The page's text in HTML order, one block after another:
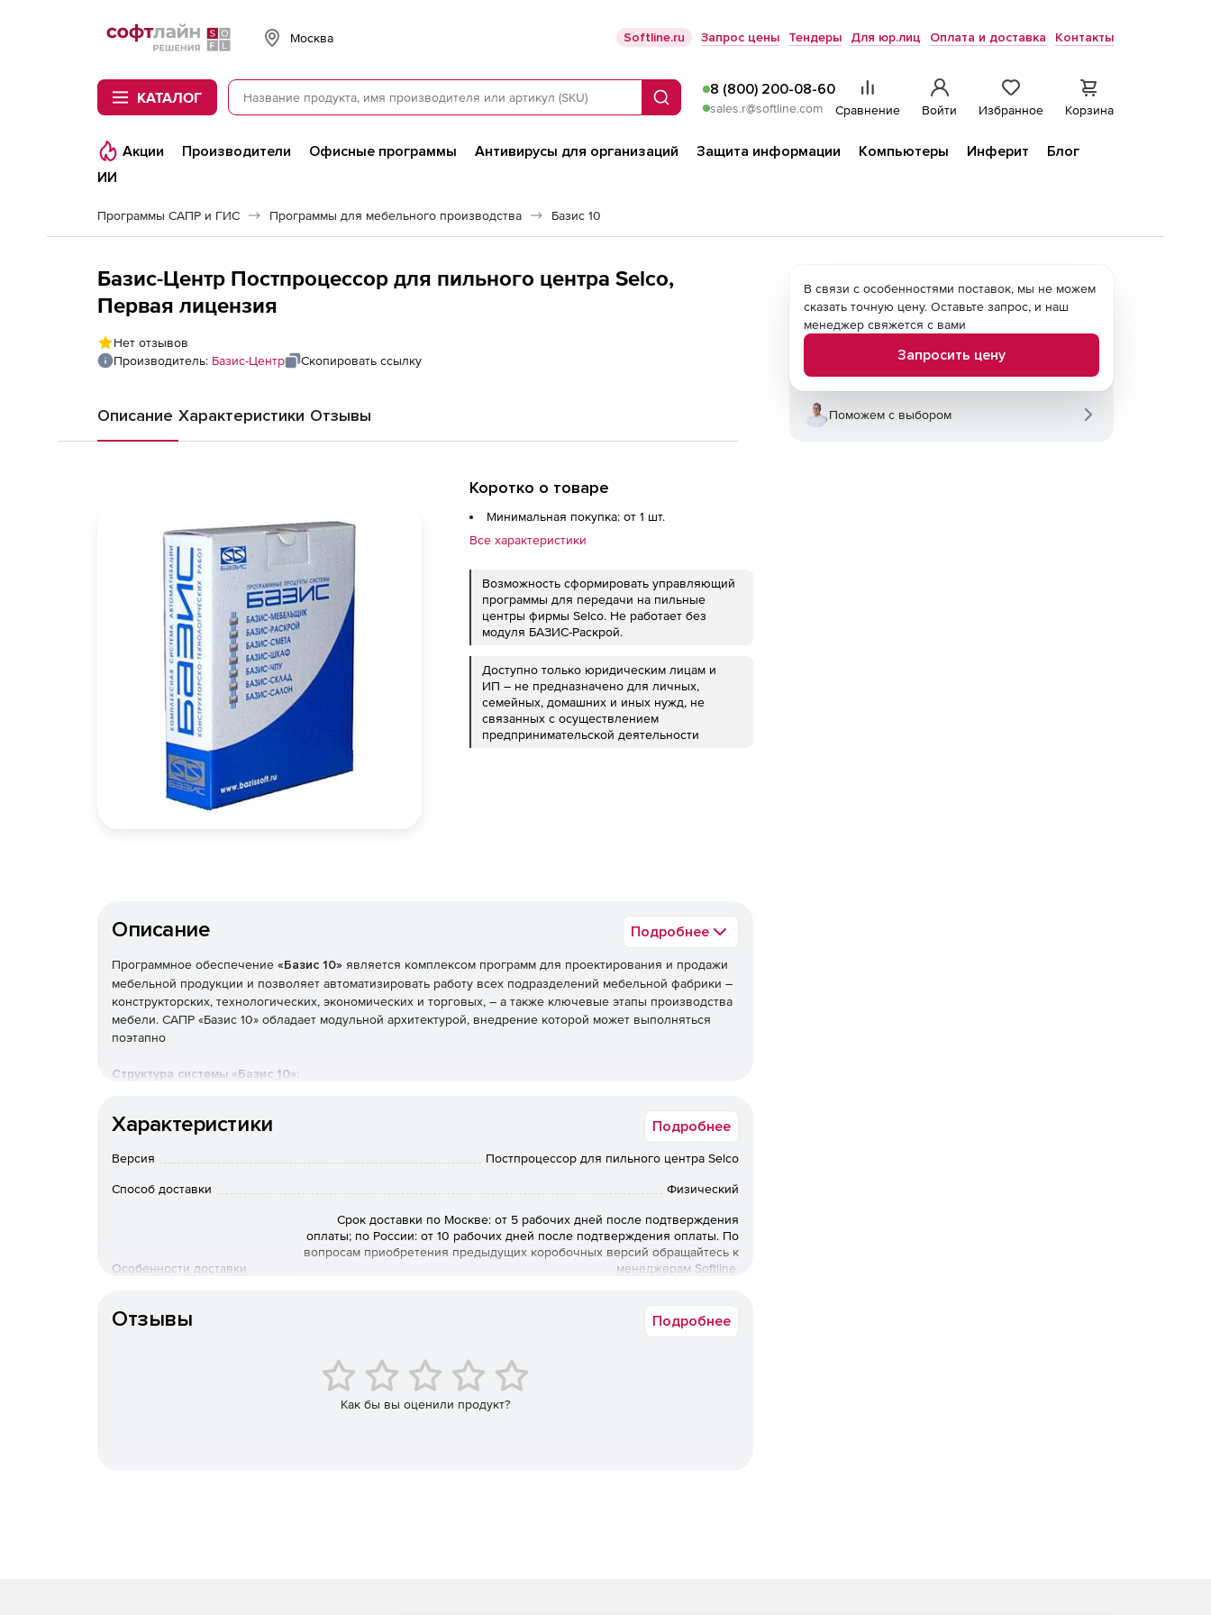
Softline
Москва Softline.ru Запрос цены Тендеры Для юр.лиц Оплата и доставка Контакты
КАТАЛОГ Поиск
8 (800) 200-08-60
sales.r@softline.com Сравнение Войти Избранное Корзина
Акции Производители Офисные программы Антивирусы для организаций Защита информации Компьютеры Инферит
Блог
ИИ
Программы САПР и ГИС Программы для мебельного производства Базис 10
Базис-Центр Постпроцессор для пильного центра Selco,
Первая лицензия
Нет отзывов
Производитель: Базис-Центр Скопировать ссылку
Описание Характеристики Отзывы
Коротко о товаре
Минимальная покупка: от 1 шт.
Все характеристики
Возможность сформировать управляющий
программы для передачи на пильные
центры фирмы Selco. Не работает без
модуля БАЗИС-Раскрой.
Доступно только юридическим лицам и
ИП – не предназначено для личных,
семейных, домашних и иных нужд, не
связанных с осуществлением
предпринимательской деятельности
Описание Подробнее
Программное обеспечение «Базис 10» является комплексом программ для проектирования и продажи
мебельной продукции и позволяет автоматизировать работу всех подразделений мебельной фабрики –
конструкторских, технологических, экономических и торговых, – а также ключевые этапы производства
мебели. САПР «Базис 10» обладает модульной архитектурой, внедрение которой может выполняться
поэтапно
Структура системы «Базис 10»:
изготовления изделий за счет формирования карт раскроя, в максимальной степени учитывающих
технологические и организационные производства.
«Базис-Смета» – расчет материальных, трудовых и финансовых затрат на создание продукции.
«Базис-Склад» – материально-технический учет.
конструкторско-технологических документов.
«Базис-Раскрой» – оптимальный раскрой листовых и погонных материалов.
«Базис-Шкаф» – параметрическое проектирование мебели и подготовка конструкторско-
Характеристики Подробнее
Версия Постпроцессор для пильного центра Selco
Способ доставки Физический
Особенности доставки
Срок доставки по Москве: от 5 рабочих дней после подтверждения
оплаты; по России: от 10 рабочих дней после подтверждения оплаты. По
вопросам приобретения предыдущих коробочных версий обращайтесь к
менеджерам Softline.
Отзывы Подробнее
Как бы вы оценили продукт?
В связи с особенностями поставок, мы не можем
сказать точную цену. Оставьте запрос, и наш
менеджер свяжется с вами
Запросить цену
Поможем с выбором